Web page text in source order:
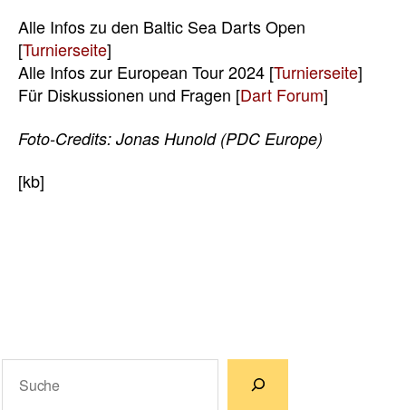
Alle Infos zu den Baltic Sea Darts Open
[Turnierseite]
Alle Infos zur European Tour 2024 [Turnierseite]
Für Diskussionen und Fragen [Dart Forum]
Foto-Credits: Jonas Hunold (PDC Europe)
[kb]